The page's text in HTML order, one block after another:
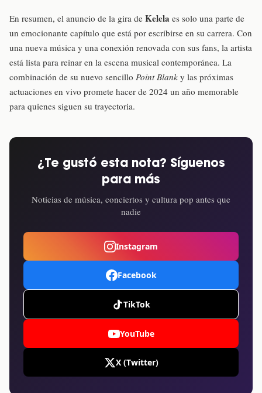
En resumen, el anuncio de la gira de Kelela es solo una parte de
un emocionante capítulo que está por escribirse en su carrera. Con
una nueva música y una conexión renovada con sus fans, la artista
está lista para reinar en la escena musical contemporánea. La
combinación de su nuevo sencillo Point Blank y las próximas
actuaciones en vivo promete hacer de 2024 un año memorable
para quienes siguen su trayectoria.
¿Te gustó esta nota? Síguenos
para más
Noticias de música, conciertos y cultura pop antes que
nadie
Instagram
Facebook
TikTok
YouTube
X (Twitter)